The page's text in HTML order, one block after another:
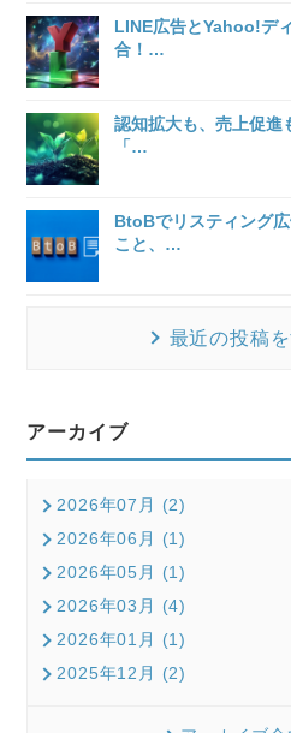
LINE広告とYahoo!デ
合！ …
認知拡大も、売上促
「…
BtoBでリスティング
こと、 …
最近の投稿
アーカイブ
2026年07月 (2)
2026年06月 (1)
2026年05月 (1)
2026年03月 (4)
2026年01月 (1)
2025年12月 (2)